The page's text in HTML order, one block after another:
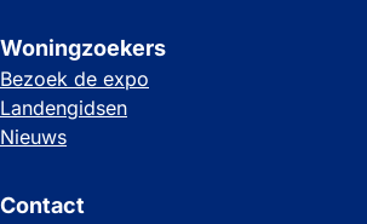
Woningzoekers
Bezoek de expo
Landengidsen
Nieuws
Contact